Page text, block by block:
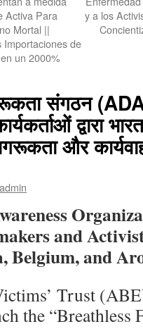
Activa Para
Mortal ||
Importaciones de
un 2000%
y a los
संगठन
द्वारा
और
admin
and
Belgium, and
Trust
the “Breathless